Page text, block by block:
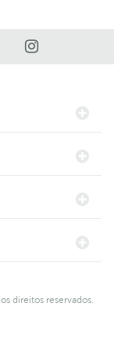
direitos reservados.